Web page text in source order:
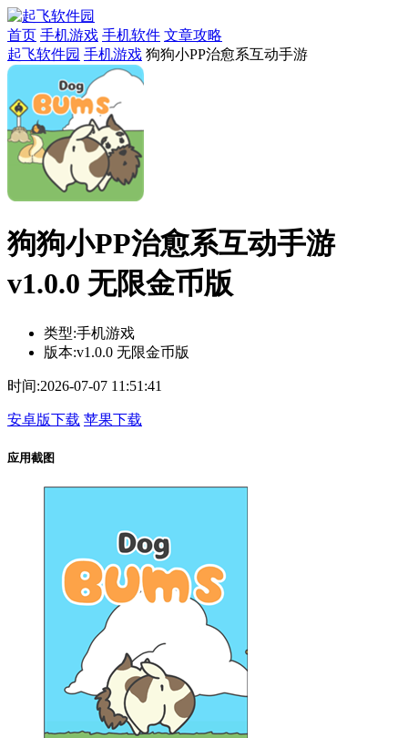
首页 手机游戏 手机软件 文章攻略
起飞软件园 手机游戏 狗狗小PP治愈系互动手游
狗狗小PP治愈系互动手游
v1.0.0 无限金币版
类型:手机游戏
版本:v1.0.0 无限金币版
时间:2026-07-07 11:51:41
安卓版下载 苹果下载
应用截图